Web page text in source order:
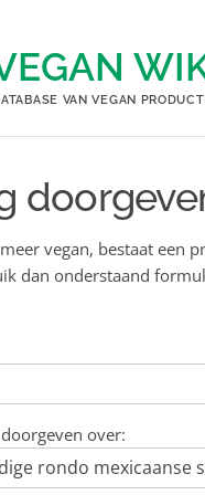
VAN VEGAN
vegan, bestaat een
dan onderstaand
over: